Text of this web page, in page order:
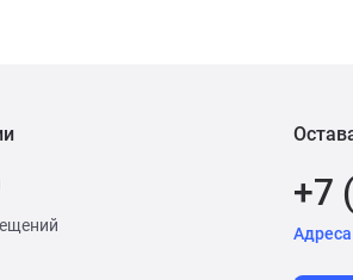
+7